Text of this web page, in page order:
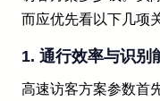
而应优先看以下几项
1. 通行效率与识别
高速访客方案参数首